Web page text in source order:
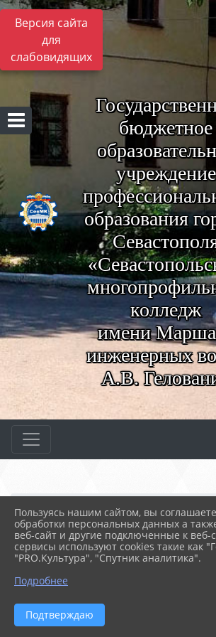
Версия сайта
для
слабовидящих
бюджетное
учреждение
образования
колледж
имени
инженерных
А.В.
Главная МЕРОПРИЯТИЯ
«Равнение на отвагу от...
30.09.2021 17:07
«РАВНЕНИЕ НА ОТВАГУ
Пользуясь нашим сайтом, вы
обработки персональных данных а
веб-сайт и другие подключенные к веб-
сервисы используют cookies такие как
"PRO.Культура", "Спутник аналитика".
Подробнее
Подтверждаю